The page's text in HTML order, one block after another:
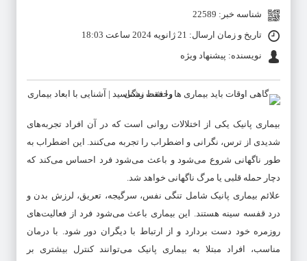
شناسه خبر: 22589
تاریخ و زمان ارسال: 21 ژانویه 2024 ساعت 18:03
نویسنده: پیشنهاد ویژه
بیماری پانیک یکی از اختلالات روانی است که در آن افراد تجربه‌های
شدیدی از ترس، نگرانی و اضطراب را تجربه می‌کنند. این اضطراب به
طور ناگهانی شروع می‌شود و باعث می‌شود فرد احساس می‌کند که
دچار حمله قلبی یا مرگ ناگهانی خواهد شد.
علائم بیماری پانیک شامل تنگی نفس، سرگیجه، تعریق، لرزش بدن و
درد قفسه سینه هستند. این بیماری باعث می‌شود فرد از فعالیت‌های
روزمره خود دست بردارد و از ارتباط با دیگران دور شود. با درمان
مناسب، افراد مبتلا به بیماری پانیک می‌توانند کنترل بیشتری بر